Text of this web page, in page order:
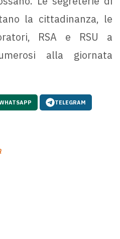
la cittadinanza, le
RSA e RSU a
alla giornata
TELEGRAM